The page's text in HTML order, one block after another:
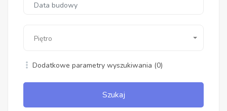
Piętro
Dodatkowe parametry wyszukiwania (0)
Szukaj